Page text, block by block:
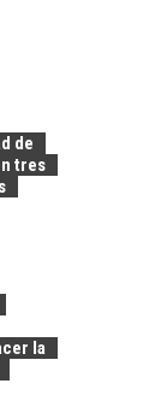
de
tres
la